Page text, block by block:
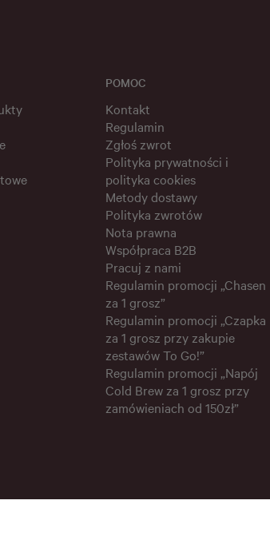
POMOC
Kontakt
Regulamin
Zgłoś zwrot
Polityka prywatności i
polityka cookies
Metody dostawy
Polityka zwrotów
Nota prawna
Współpraca B2B
Pracuj z nami
Regulamin promocji „Chasen
za 1 grosz”
Regulamin promocji „Czapka
za 1 grosz przy zakupie
zestawów To Go!”
Regulamin promocji „Napój
Cold Brew za 1 grosz przy
zamówieniach od 150zł”